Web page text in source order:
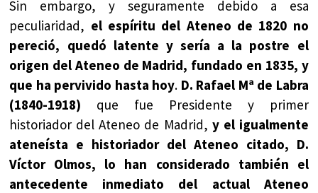
Sin embargo, y seguramente debido a esa
peculiaridad, el espíritu del Ateneo de 1820 no
pereció, quedó latente y sería a la postre el
origen del Ateneo de Madrid, fundado en 1835, y
que ha pervivido hasta hoy. D. Rafael Mª de Labra
(1840-1918) que fue Presidente y primer
historiador del Ateneo de Madrid, y el igualmente
ateneísta e historiador del Ateneo citado, D.
Víctor Olmos, lo han considerado también el
antecedente inmediato del actual Ateneo